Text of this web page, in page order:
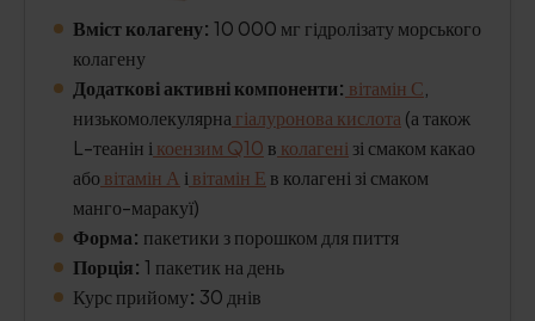
Вміст колагену: 10 000 мг гідролізату морського
колагену
Додаткові активні компоненти: вітамін С
низькомолекулярна гіалуронова кислота (а також
L-теанін і коензим Q10 в колагені зі смаком какао
або вітамін А і вітамін Е в колагені зі смаком
манго-маракуї)
Форма: пакетики з порошком для пиття
Порція: 1 пакетик на день
Курс прийому: 30 днів